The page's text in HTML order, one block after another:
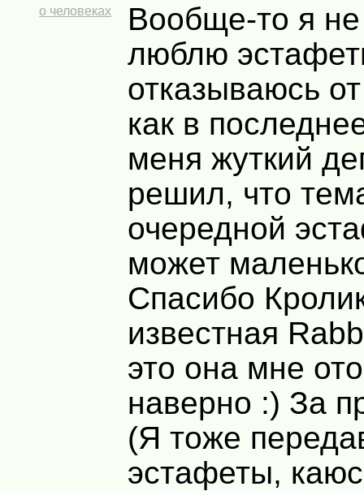
о человеках
Вообще-то я
люблю
отказываюсь
как в
меня жуткий
решил, что
очередной
может
Спасибо
известная
это она мне
наверно :) За
(Я тоже
эстафеты,